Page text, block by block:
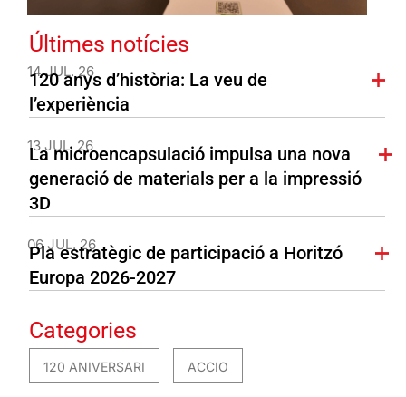
Últimes notícies
14 JUL. 26
120 anys d’història: La veu de
l’experiència
13 JUL. 26
La microencapsulació impulsa una nova
generació de materials per a la impressió
3D
06 JUL. 26
Pla estratègic de participació a Horitzó
Europa 2026-2027
Categories
120 ANIVERSARI ACCIO